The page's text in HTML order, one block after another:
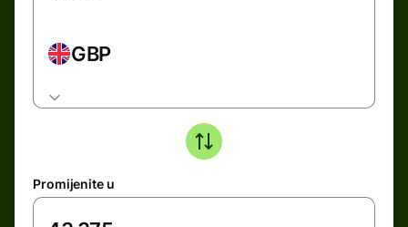
GBP
Promijenite u